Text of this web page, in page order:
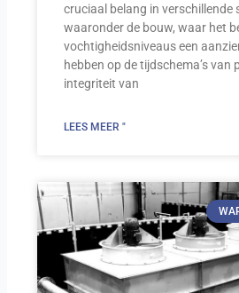
cruciaal belang in verschillende
waaronder de bouw, waar het
vochtigheidsniveaus een
hebben op de tijdschema’s van
integriteit van
LEES MEER "